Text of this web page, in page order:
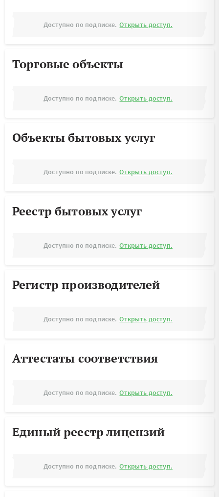
Доступно по подписке. Открыть доступ.
Торговые объекты
Доступно по подписке. Открыть доступ.
Объекты бытовых услуг
Доступно по подписке. Открыть доступ.
Реестр бытовых услуг
Доступно по подписке. Открыть доступ.
Регистр производителей
Доступно по подписке. Открыть доступ.
Аттестаты соответствия
Доступно по подписке. Открыть доступ.
Единый реестр лицензий
Доступно по подписке. Открыть доступ.